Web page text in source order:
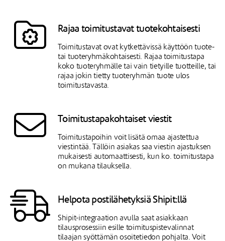
Rajaa toimitustavat tuotekohtaisesti
Toimitustavat ovat kytkettävissä käyttöön tuote-
tai tuoteryhmäkohtaisesti. Rajaa toimitustapa
koko tuoteryhmälle tai vain tietyille tuotteille, tai
rajaa jokin tietty tuoteryhmän tuote ulos
toimitustavasta.
Toimitustapakohtaiset viestit
Toimitustapoihin voit lisätä omaa ajastettua
viestintää. Tällöin asiakas saa viestin ajastuksen
mukaisesti automaattisesti, kun ko. toimitustapa
on mukana tilauksella.
Helpota postilähetyksiä Shipit:llä
Shipit-integraation avulla saat asiakkaan
tilausprosessiin esille toimituspistevalinnat
tilaajan syöttämän osoitetiedon pohjalta. Voit